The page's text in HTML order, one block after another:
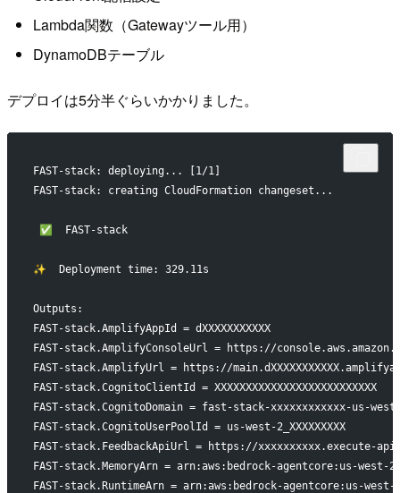
Lambda関数（Gatewayツール用）
DynamoDBテーブル
デプロイは5分半ぐらいかかりました。
FAST-stack: deploying... [1/1]
FAST-stack: creating CloudFormation changeset...
✅  FAST-stack
✨  Deployment time: 329.11s
Outputs:
FAST-stack.AmplifyAppId = dXXXXXXXXXXX
FAST-stack.AmplifyConsoleUrl = https://
FAST-stack.AmplifyUrl = https://
FAST-stack.CognitoClientId = XXXXXXXXXXXXXXXXXXXXXXXXXX
FAST-stack.CognitoDomain = fast-stack-xxxxxxxxxxxx-us-
FAST-stack.CognitoUserPoolId = us-west-2_XXXXXXXXX
FAST-stack.FeedbackApiUrl = https://xxxxxxxxxx.execute-
FAST-stack.MemoryArn = arn:aws:bedrock-agentcore:us-west-
FAST-stack.RuntimeArn = arn:aws:bedrock-agentcore:us-west-